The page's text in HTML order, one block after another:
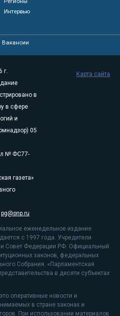
Интервью
Вакансии
г.
в
в сфере
и
05
№ ФС77-
газета»
pg@pnp.ru
еженедельное издание
с 1997 года. Учредители
и Совет Федерации РФ. Официальный
законов, федеральных
Собрания. «Парламентская
в десяти субъектах
оперативные новости и
в стране законах и
При использовании материалов
Карта сайта